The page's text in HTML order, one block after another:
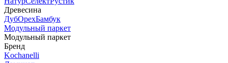
Древесина
ДубОрехБамбук
Модульный паркет
Модульный паркет
Бренд
Kochanelli